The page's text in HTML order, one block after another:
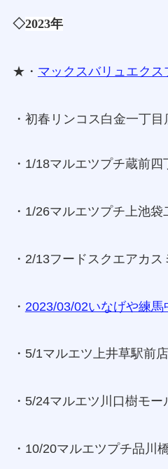
◇2023年
★・ マックスバリュエク
・初春リンコス白金一丁目
・1/18マルエツプチ蔵前四
・1/26マルエツプチ上池袋
・2/13フードスクエアカ
・ 2023/03/02いなげや練
・5/1マルエツ上井草駅前
・5/24マルエツ川口樹モ
・10/20マルエツプチ品川